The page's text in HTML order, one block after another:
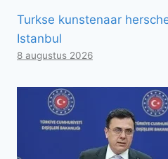
Turkse kunstenaar
Istanbul
8 augustus 2026